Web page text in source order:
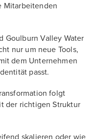
Mitarbeitenden
Goulburn Valley Water
nur um neue Tools,
dem Unternehmen
passt.
folgt
der richtigen Struktur
skalieren oder wie